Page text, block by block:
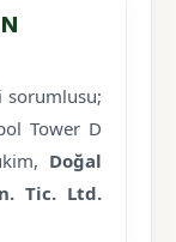
sorumlusu;
Tower D
Doğal
Tic. Ltd.